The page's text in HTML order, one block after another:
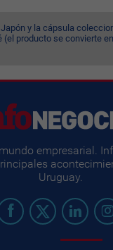
y la cápsula
(el producto se convierte
empresarial.
Uruguay.